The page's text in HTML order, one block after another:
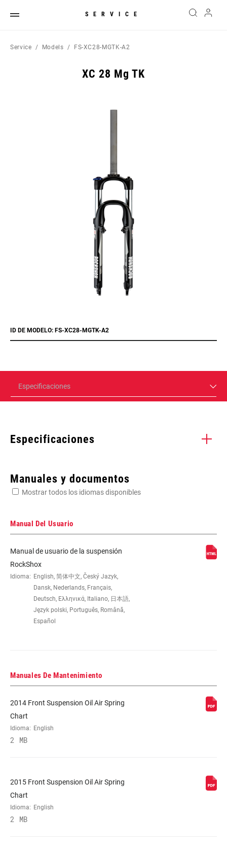
SERVICE
Service Models FS-XC28-MGTK-A2
XC 28 Mg TK
ID DE MODELO: FS-XC28-MGTK-A2
Especificaciones
Especificaciones
WHEEL SIZE
TRAVEL (MM) 100mm, 120mm, 80mm
Gloss White
STEERER 1-1/8" Aluminum, 1-1/8" Steel
AXLE
UPPER TUBE
TYPE
28mm straight wall steel
DAMPER
Manuales y documentos
Mostrar todos los idiomas disponibles
Manual Del Usuario
Manual de usuario de la suspensión
RockShox
Idioma: English, 简体中文, Český Jazyk,
Dansk, Nederlands, Français,
Deutsch, Ελληνικά, Italiano, 日本語,
Język polski, Português, Română,
Español
Manuales De Mantenimiento
2014 Front Suspension Oil Air Spring
Chart
Idioma: English
2 MB
2015 Front Suspension Oil Air Spring
Chart
Idioma: English
2 MB